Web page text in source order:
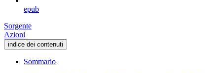
epub
Sorgente
Azioni
indice dei contenuti
Sommario